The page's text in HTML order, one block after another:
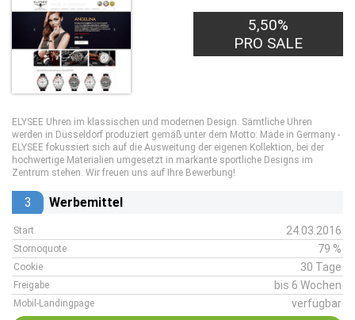
5,50%
PRO SALE
ELYSEE Uhren im klassischen und modernen Design. Sämtliche Uhren
werden in Düsseldorf produziert gemäß unter dem Motto: Made in Germany -
ELYSEE fokussiert sich auf die Ausweitung der eigenen Kollektion, bei der
hochwertige Materialien umgesetzt in markante sportliche Designs im
Zentrum stehen. Wir freuen uns auf Ihre Bewerbung!
3 Werbemittel
Start 24.03.2016
Stornoquote 79 %
Cookie 30 Tage
Freigabe bis 6 Wochen
Mobil-Landingpage verfügbar